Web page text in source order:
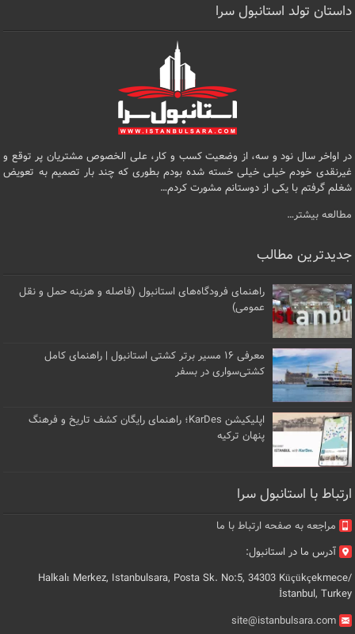
داستان تولد استانبول سرا
در اواخر سال نود و سه، از وضعیت کسب و کار، علی الخصوص مشتریان پر توقع و
غیرنقدی خودم خیلی خیلی خسته شده بودم بطوری که چند بار تصمیم به تعویض
شغلم گرفتم با یکی از دوستانم مشورت کردم…
مطالعه بیشتر…
جدیدترین مطالب
راهنمای فرودگاه‌های استانبول (فاصله و هزینه حمل و نقل
عمومی)
معرفی ۱۶ مسیر برتر کشتی استانبول | راهنمای کامل
کشتی‌سواری در بسفر
اپلیکیشن KarDes؛ راهنمای رایگان کشف تاریخ و فرهنگ
پنهان ترکیه
ارتباط با استانبول سرا
مراجعه به صفحه ارتباط با ما
آدرس ما در استانبول:
Halkalı Merkez, Istanbulsara, Posta Sk. No:5, 34303 Küçükçekmece/
İstanbul, Turkey
site@istanbulsara.com